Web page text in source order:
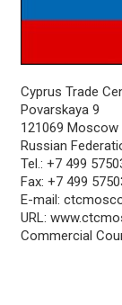
Cyprus Trade
Povarskaya 9
121069 Moscow
Russian
Tel.: +7 499
Fax: +7 499
E-mail:
URL:
Commercial